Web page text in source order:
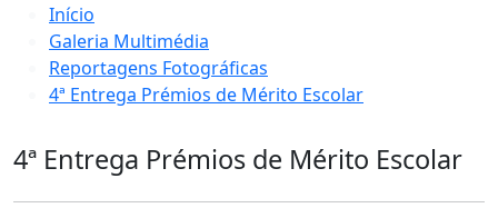
Início
Galeria Multimédia
Reportagens Fotográficas
4ª Entrega Prémios de Mérito Escolar
4ª Entrega Prémios de Mérito Escolar